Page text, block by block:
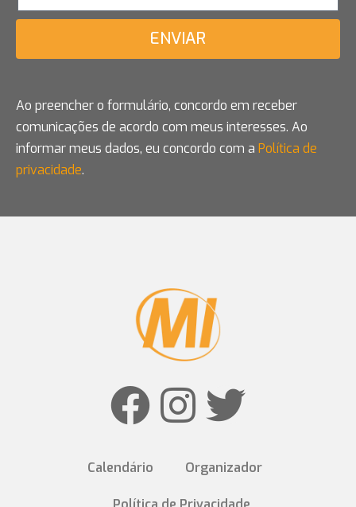
ENVIAR
Ao preencher o formulário, concordo em receber
comunicações de acordo com meus interesses. Ao
informar meus dados, eu concordo com a Política de
privacidade.
Calendário Organizador